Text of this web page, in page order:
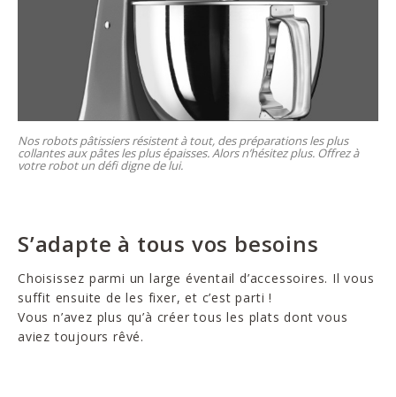
Nos robots pâtissiers résistent à tout, des préparations les plus
collantes aux pâtes les plus épaisses. Alors n’hésitez plus. Offrez à
votre robot un défi digne de lui.
S’adapte à tous vos besoins
Choisissez parmi un large éventail d’accessoires. Il vous
suffit ensuite de les fixer, et c’est parti !
Vous n’avez plus qu’à créer tous les plats dont vous
aviez toujours rêvé.